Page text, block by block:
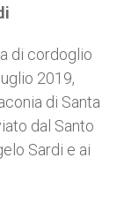
di cordoglio
2019,
di Santa
dal Santo
Sardi e ai